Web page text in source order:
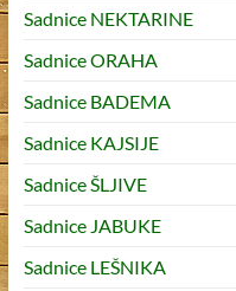
Sadnice NEKTARINE
Sadnice ORAHA
Sadnice BADEMA
Sadnice KAJSIJE
Sadnice ŠLJIVE
Sadnice JABUKE
Sadnice LEŠNIKA